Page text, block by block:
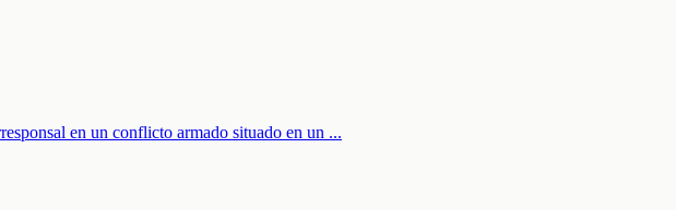
en un conflicto armado situado en un ...